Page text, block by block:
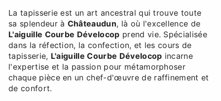
La tapisserie est un art ancestral qui trouve toute
sa splendeur à Châteaudun, là où l'excellence de
L'aiguille Courbe Dévelocop prend vie. Spécialisée
dans la réfection, la confection, et les cours de
tapisserie, L'aiguille Courbe Dévelocop incarne
l'expertise et la passion pour métamorphoser
chaque pièce en un chef-d'œuvre de raffinement et
de confort.